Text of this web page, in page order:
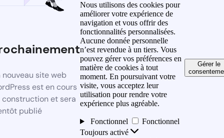
nouveau site web
est en cours
construction et sera
publié
Nous utilisons des cookies pour
améliorer votre expérience de
navigation et vous offrir des
fonctionnalités personnalisées.
Aucune donnée personnelle
n’est revendue à un tiers. Vous
pouvez gérer vos préférences en
matière de cookies à tout
moment. En poursuivant votre
visite, vous acceptez leur
utilisation pour rendre votre
expérience plus agréable.
Fonctionnel
Fonctionnel
Toujours activé
Gérer le